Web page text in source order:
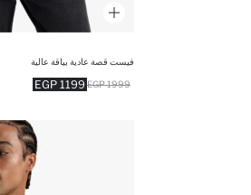
فيست قصة عادية بياقة عالية
1199 EGP 1999 EGP